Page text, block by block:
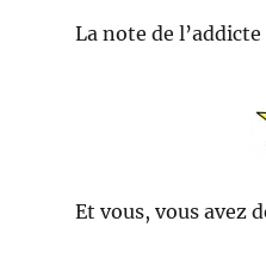
La note de l’addicte
Et vous, vous avez